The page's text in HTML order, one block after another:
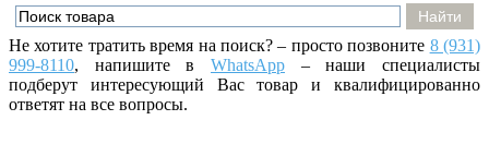
Не хотите тратить время на поиск? – просто позвоните 8 (931)
999-8110, напишитевWhatsApp – наши специалисты
подберут интересующий Вас товар и квалифицированно
ответят на все вопросы.